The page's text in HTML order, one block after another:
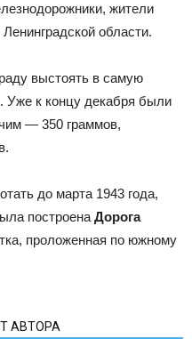
жители
области.
выстоять в самую
Уже к концу декабря были
— 350 граммов,
до марта 1943 года,
построена Дорога
проложенная по южному
АВТОРА